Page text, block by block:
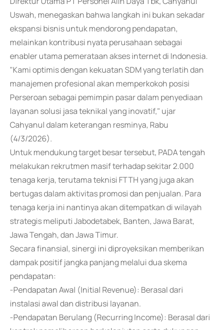
Uswah, menegaskan bahwa langkah ini bukan sekadar
ekspansi bisnis untuk mendorong pendapatan,
melainkan kontribusi nyata perusahaan sebagai
enabler utama pemerataan akses internet di Indonesia.
"Kami optimis dengan kekuatan SDM yang terlatih dan
manajemen profesional akan memperkokoh posisi
Perseroan sebagai pemimpin pasar dalam penyediaan
layanan solusi jasa teknikal yang inovatif," ujar
Cahyanul dalam keterangan resminya, Rabu
(4/3/2026).
Untuk mendukung target besar tersebut, PADA tengah
melakukan rekrutmen masif terhadap sekitar 2.000
tenaga kerja, terutama teknisi FTTH yang juga akan
bertugas dalam aktivitas promosi dan penjualan. Para
tenaga kerja ini nantinya akan ditempatkan di wilayah
strategis meliputi Jabodetabek, Banten, Jawa Barat,
Jawa Tengah, dan Jawa Timur.
Secara finansial, sinergi ini diproyeksikan memberikan
dampak positif jangka panjang melalui dua skema
pendapatan:
-Pendapatan Awal (Initial Revenue): Berasal dari
instalasi awal dan distribusi layanan.
-Pendapatan Berulang (Recurring Income): Berasal dari